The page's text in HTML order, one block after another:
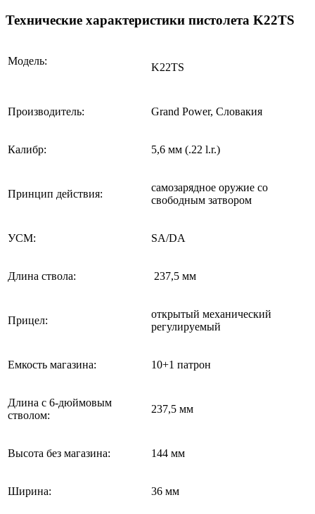
Технические характеристики пистолета K22TS
Модель:
K22TS
Производитель: Grand Power, Словакия
Калибр: 5,6 мм (.22 l.r.)
Принцип действия:
самозарядное оружие со
свободным затвором
УСМ: SA/DA
Длина ствола: 237,5 мм
Прицел:
открытый механический
регулируемый
Емкость магазина: 10+1 патрон
Длина с 6-дюймовым
стволом:
237,5 мм
Высота без магазина: 144 мм
Ширина: 36 мм